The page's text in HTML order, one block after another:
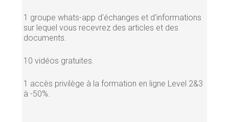
1 groupe whats-app d'échanges et d'informations
sur lequel vous recevrez des articles et des
documents.
10 vidéos gratuites.
1 accès privilège à la formation en ligne Level 2&3
à -50%.